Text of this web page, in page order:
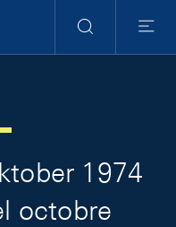
Suche
Menu
1974
octobre